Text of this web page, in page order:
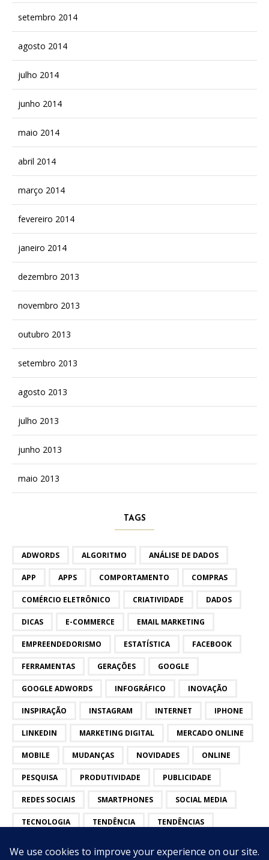
setembro 2014
agosto 2014
julho 2014
junho 2014
maio 2014
abril 2014
março 2014
fevereiro 2014
janeiro 2014
dezembro 2013
novembro 2013
outubro 2013
setembro 2013
agosto 2013
julho 2013
junho 2013
maio 2013
TAGS
ADWORDS ALGORITMO ANÁLISE DE DADOS
APP APPS COMPORTAMENTO COMPRAS
COMÉRCIO ELETRÔNICO CRIATIVIDADE DADOS
DICAS E-COMMERCE EMAIL MARKETING
EMPREENDEDORISMO ESTATÍSTICA FACEBOOK
FERRAMENTAS GERAÇÕES GOOGLE
GOOGLE ADWORDS INFOGRÁFICO INOVAÇÃO
INSPIRAÇÃO INSTAGRAM INTERNET IPHONE
LINKEDIN MARKETING DIGITAL MERCADO ONLINE
MOBILE MUDANÇAS NOVIDADES ONLINE
PESQUISA PRODUTIVIDADE PUBLICIDADE
REDES SOCIAIS SMARTPHONES SOCIAL MEDIA
TECNOLOGIA TENDÊNCIA TENDÊNCIAS